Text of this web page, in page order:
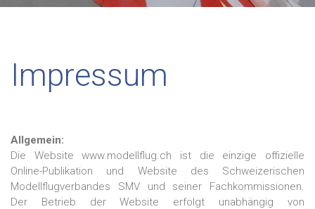
Impressum
Allgemein:
Die Website www.modellflug.ch ist die einzige offizielle
Online-Publikation und Website des Schweizerischen
Modellflugverbandes SMV und seiner Fachkommissionen.
Der Betrieb der Website erfolgt unabhängig von